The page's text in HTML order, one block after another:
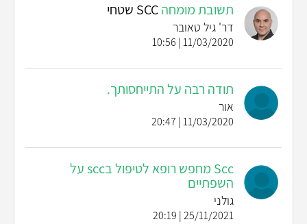
תשובת מומחהSCC שטחי
דר' גיל טאובר
11/03/2020 | 10:56
תודה רבה על התייחסותך.
אור
11/03/2020 | 20:47
Scc מחפש רופא לטיפול בscc על
השפתיים
גולני
25/11/2021 | 20:19